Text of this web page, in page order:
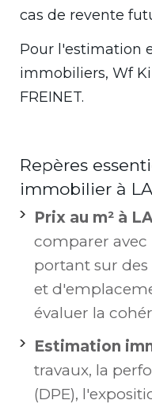
cas de revente
Pour l'estimation
immobiliers, Wf
FREINET.
Repères
immobilier à LA
Prix au m² à
comparer avec
portant sur des
et
évaluer la
Estimation
travaux, la
(DPE),